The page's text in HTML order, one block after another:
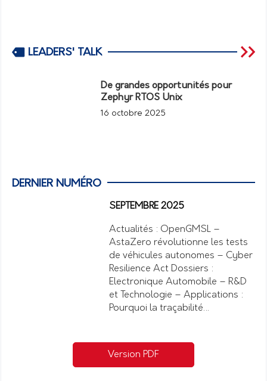
LEADERS' TALK
De grandes opportunités pour
Zephyr RTOS Unix
16 octobre 2025
DERNIER NUMÉRO
SEPTEMBRE 2025
Actualités : OpenGMSL –
AstaZero révolutionne les tests
de véhicules autonomes – Cyber
Resilience Act Dossiers :
Electronique Automobile – R&D
et Technologie – Applications :
Pourquoi la traçabilité…
Version PDF